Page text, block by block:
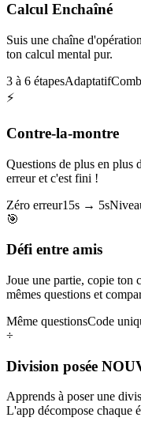
Calcul Enchaîné
Suis une chaîne
ton calcul mental pur.
3 à 6 étapesAdaptatif
⚡
Contre-la-montre
Questions de plus en plus
erreur et c'est fini !
Zéro erreur15s → 5s
🎯
Défi entre amis
Joue une partie, copie ton
mêmes questions et
Même questionsCode
÷
Division posée
Apprends à poser une
L'app décompose chaque